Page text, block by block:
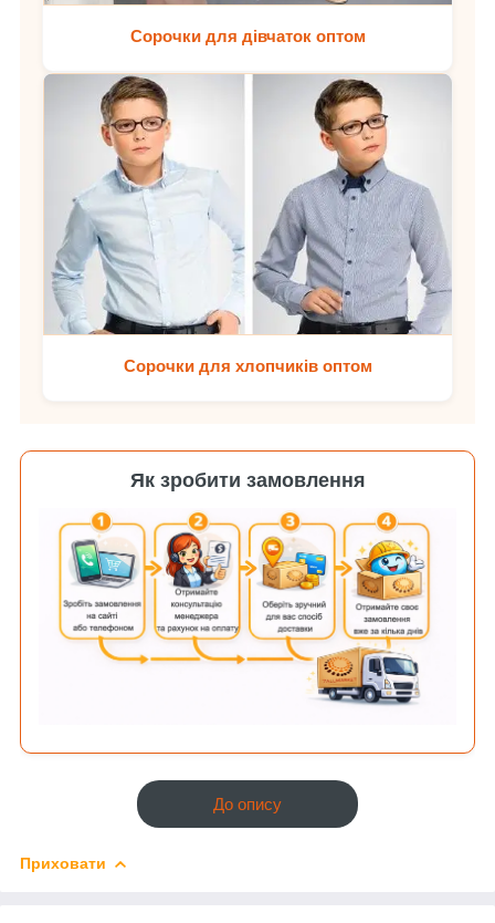
Сорочки для дівчаток оптом
Сорочки для хлопчиків оптом
Як зробити замовлення
До опису
Приховати